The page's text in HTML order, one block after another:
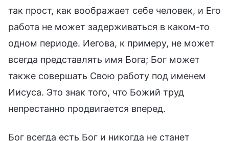
так прост, как воображает себе человек, и Его
работа не может задерживаться в каком-то
одном периоде. Иегова, к примеру, не может
всегда представлять имя Бога; Бог может
также совершать Свою работу под именем
Иисуса. Это знак того, что Божий труд
непрестанно продвигается вперед.
Бог всегда есть Бог и никогда не станет